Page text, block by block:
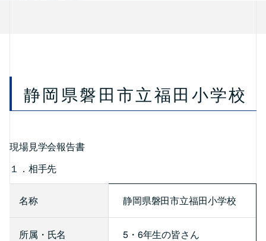
静岡県磐田市立福田小学校
現場見学会報告書
１．相手先
名称 静岡県磐田市立福田小学校
所属・氏名 5・6年生の皆さん